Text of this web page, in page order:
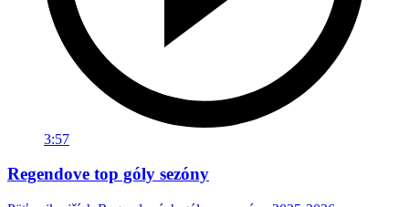
3:57
Regendove top góly sezóny